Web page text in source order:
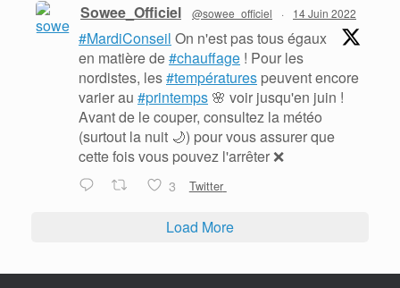
Sowee_Officiel @sowee_officiel · 14 Juin 2022
#MardiConseil On n'est pas tous égaux
en matière de#chauffage ! Pour les
nordistes, les#températures peuvent encore
varier au #printemps 🌸 voir jusqu'en juin !
Avant de le couper, consultez la météo
(surtout la nuit 🌙) pour vous assurer que
cette fois vous pouvez l'arrêter ❌
3 Twitter
Load More